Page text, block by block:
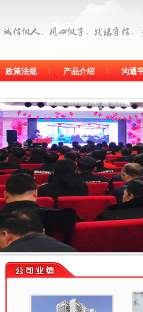
政策法规 产品介绍 沟通